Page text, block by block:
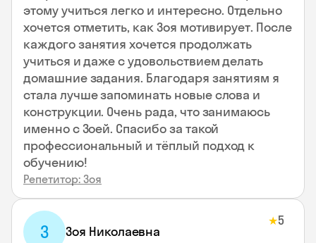
этому учиться легко и интересно. Отдельно
хочется отметить, как Зоя мотивирует. После
каждого занятия хочется продолжать
учиться и даже с удовольствием делать
домашние задания. Благодаря занятиям я
стала лучше запоминать новые слова и
конструкции. Очень рада, что занимаюсь
именно с Зоей. Спасибо за такой
профессиональный и тёплый подход к
обучению!
Репетитор: Зоя
З Зоя Николаевна
★5